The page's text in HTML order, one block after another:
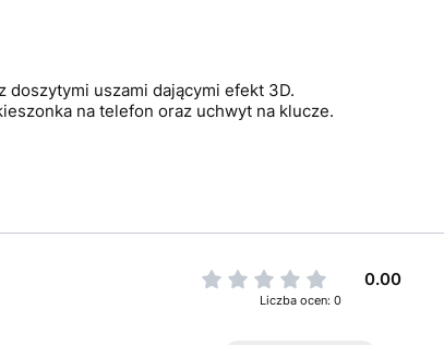
doszytymi uszami dającymi efekt 3D.
na telefon oraz uchwyt na klucze.
0.00
Liczba ocen: 0